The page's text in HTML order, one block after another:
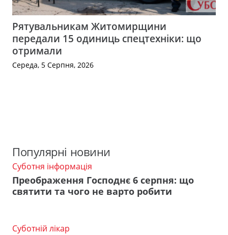
Рятувальникам Житомирщини
передали 15 одиниць спецтехніки: що
отримали
Середа, 5 Серпня, 2026
Популярні новини
Суботня інформація
Преображення Господнє 6 серпня: що
святити та чого не варто робити
Суботній лікар